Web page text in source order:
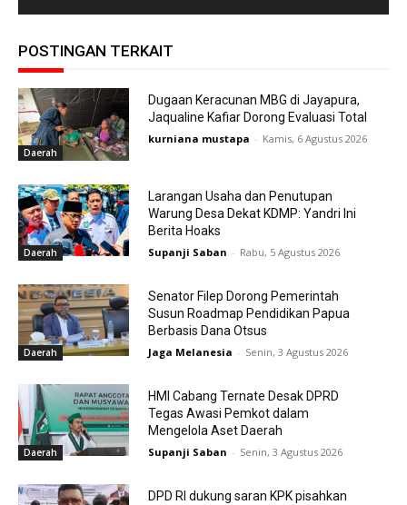
POSTINGAN TERKAIT
Daerah
Dugaan Keracunan MBG di Jayapura,
Jaqualine Kafiar Dorong Evaluasi Total
kurniana mustapa - Kamis, 6 Agustus 2026
Daerah
Larangan Usaha dan Penutupan
Warung Desa Dekat KDMP: Yandri Ini
Berita Hoaks
Supanji Saban - Rabu, 5 Agustus 2026
Daerah
Senator Filep Dorong Pemerintah
Susun Roadmap Pendidikan Papua
Berbasis Dana Otsus
Jaga Melanesia - Senin, 3 Agustus 2026
Daerah
HMI Cabang Ternate Desak DPRD
Tegas Awasi Pemkot dalam
Mengelola Aset Daerah
Supanji Saban - Senin, 3 Agustus 2026
DPD RI dukung saran KPK pisahkan